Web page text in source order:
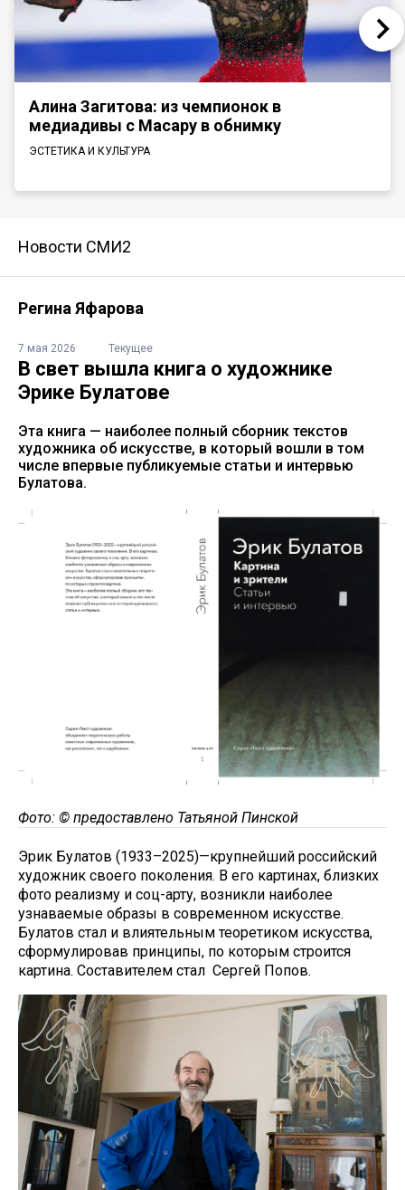
Алина Загитова: из чемпионок в
медиадивы с Масару в обнимку
ЭСТЕТИКА И КУЛЬТУРА
Новости СМИ2
Регина Яфарова
7 мая 2026 Текущее
В свет вышла книга о художнике
Эрике Булатове
Эта книга — наиболее полный сборник текстов
художника об искусстве, в который вошли в том
числе впервые публикуемые статьи и интервью
Булатова.
Фото: © предоставлено Татьяной Пинской
Эрик Булатов (1933–2025)—крупнейший российский
художник своего поколения. В его картинах, близких
фото реализму и соц-арту, возникли наиболее
узнаваемые образы в современном искусстве.
Булатов стал и влиятельным теоретиком искусства,
сформулировав принципы, по которым строится
картина. Составителем стал Сергей Попов.